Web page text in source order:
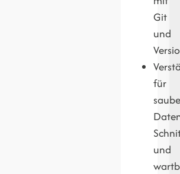
Git
und
für
und